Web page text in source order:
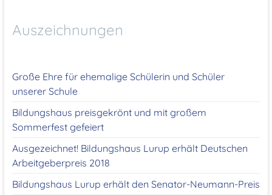
Auszeichnungen
Große Ehre für ehemalige Schülerin und Schüler
unserer Schule
Bildungshaus preisgekrönt und mit großem
Sommerfest gefeiert
Ausgezeichnet! Bildungshaus Lurup erhält Deutschen
Arbeitgeberpreis 2018
Bildungshaus Lurup erhält den Senator-Neumann-Preis